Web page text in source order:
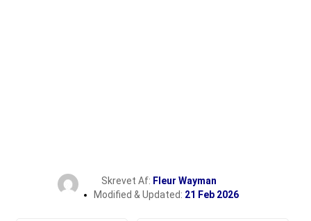
Skrevet Af: Fleur Wayman
Modified & Updated: 21 Feb 2026